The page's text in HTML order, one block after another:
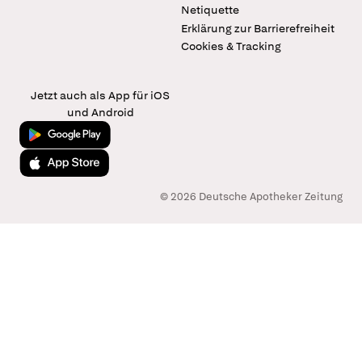
Netiquette
Erklärung zur Barrierefreiheit
Cookies & Tracking
Jetzt auch als App für iOS
und Android
Jetzt bei Google Play
Laden im App Store
© 2026 Deutsche Apotheker Zeitung